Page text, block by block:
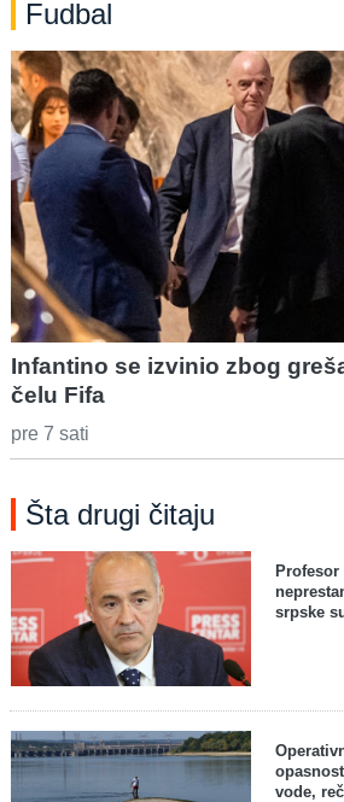
Fudbal
Infantino se izvinio zbog
čelu Fifa
pre 7 sati
Šta drugi čitaju
srpske
vode,